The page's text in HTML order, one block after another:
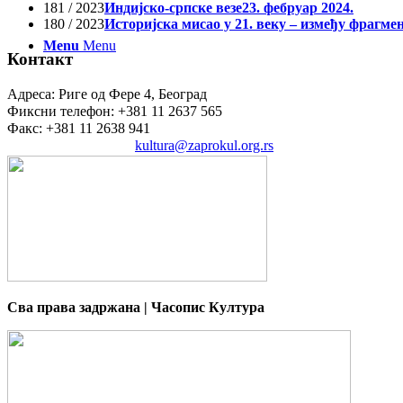
Menu Menu
181 / 2023Индијско-српске везе23. фебруар 2024.
180 / 2023Историјска мисао у 21. веку – између
Контакт
Адреса: Риге од Фере 4, Београд
Фиксни телефон: +381 11 2637 565
Факс: +381 11 2638 941
kultura@zaprokul.org.rs
Сва права задржана | Часопис Култура